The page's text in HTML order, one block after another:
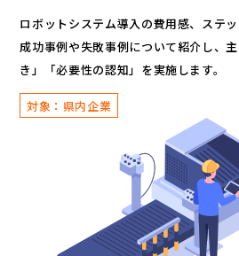
ロボットシステム導入の費用感、ステ
成功事例や失敗事例について紹介し、
き」「必要性の認知」を実施します。
対象：県内企業